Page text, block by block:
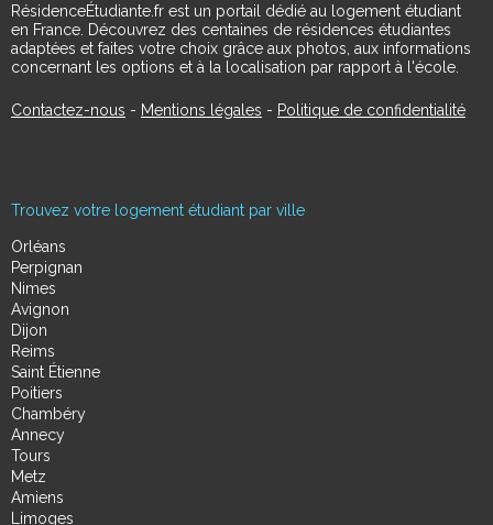
RésidenceÉtudiante.fr est un portail dédié au logement étudiant
en France. Découvrez des centaines de résidences étudiantes
adaptées et faites votre choix grâce aux photos, aux informations
concernant les options et à la localisation par rapport à l'école.
Contactez-nous - Mentions légales - Politique de confidentialité
Trouvez votre logement étudiant par ville
Orléans
Perpignan
Nimes
Avignon
Dijon
Reims
Saint Étienne
Poitiers
Chambéry
Annecy
Tours
Metz
Amiens
Limoges